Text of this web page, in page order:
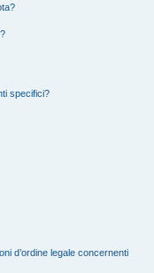
specifici?
d’ordine legale concernenti